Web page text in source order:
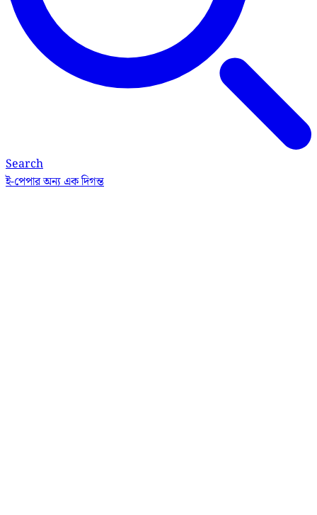
Search
ই-পেপারঅন্য এক দিগন্ত